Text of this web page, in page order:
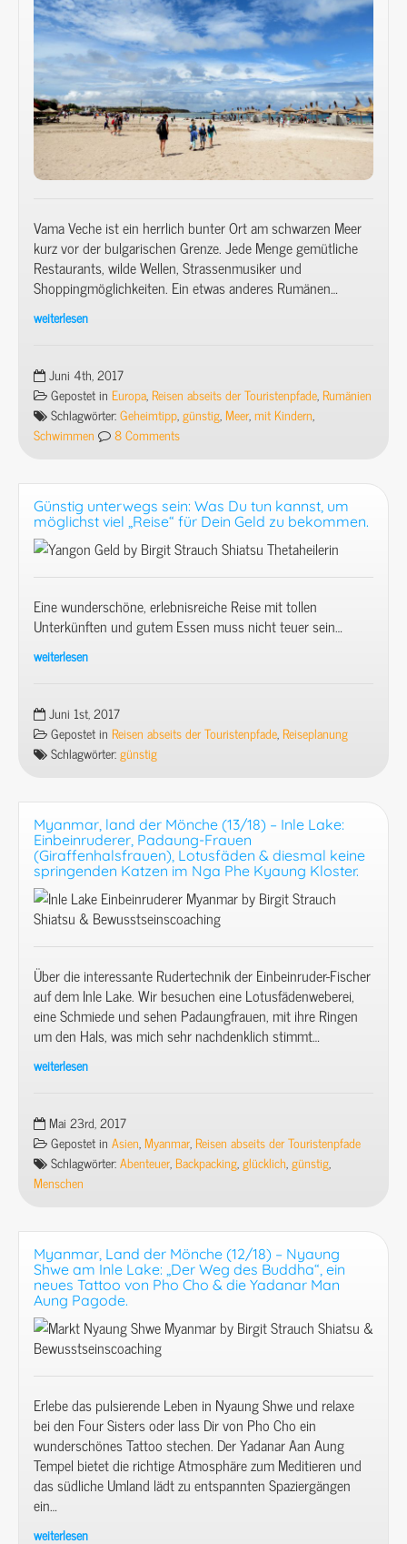
Vama Veche ist ein herrlich bunter Ort am schwarzen Meer
kurz vor der bulgarischen Grenze. Jede Menge gemütliche
Restaurants, wilde Wellen, Strassenmusiker und
Shoppingmöglichkeiten. Ein etwas anderes Rumänen…
weiterlesen
mit
Kindern
(1/7)
–
Unter
Hippies
und
Piraten
–
Muschelsuche
am
schwarzen
Meer.
Juni 4th, 2017
Gepostet in Europa, Reisen abseits der Touristenpfade, Rumänien
Schlagwörter:Geheimtipp,günstig,Meer,mit Kindern,
Schwimmen
8 Comments
Günstig unterwegs sein: Was Du tun kannst, um
möglichst viel „Reise“ für Dein Geld zu bekommen.
Eine wunderschöne, erlebnisreiche Reise mit tollen
Unterkünften und gutem Essen muss nicht teuer sein…
weiterlesen
sein:
Was
Du
um
möglichst
viel
„Reise“
für
Dein
zu
bekommen.
Juni 1st, 2017
Gepostet in Reisen abseits der Touristenpfade, Reiseplanung
Schlagwörter:günstig
Myanmar, land der Mönche (13/18) – Inle Lake:
Einbeinruderer, Padaung-Frauen
(Giraffenhalsfrauen), Lotusfäden & diesmal keine
springenden Katzen im Nga Phe Kyaung Kloster.
Über die interessante Rudertechnik der Einbeinruder-Fischer
auf dem Inle Lake. Wir besuchen eine Lotusfädenweberei,
eine Schmiede und sehen Padaungfrauen, mit ihre Ringen
um den Hals, was mich sehr nachdenklich stimmt…
weiterlesen
der
Mönche
(13/18)
–
Einbeinruderer,
Padaung-
Frauen
(Giraffenhalsfrauen),
Lotusfäden
&
keine
springenden
Katzen
im
Nga
Phe
Kyaung
Mai 23rd, 2017
Gepostet in Asien,Myanmar, Reisen abseits der Touristenpfade
Schlagwörter:Abenteuer, Backpacking,glücklich,günstig,
Menschen
Myanmar, Land der Mönche (12/18) – Nyaung
Shwe am Inle Lake: „Der Weg des Buddha“, ein
neues Tattoo von Pho Cho & die Yadanar Man
Aung Pagode.
Erlebe das pulsierende Leben in Nyaung Shwe und relaxe
bei den Four Sisters oder lass Dir von Pho Cho ein
wunderschönes Tattoo stechen. Der Yadanar Aan Aung
Tempel bietet die richtige Atmosphäre zum Meditieren und
das südliche Umland lädt zu entspannten Spaziergängen
ein…
weiterlesen